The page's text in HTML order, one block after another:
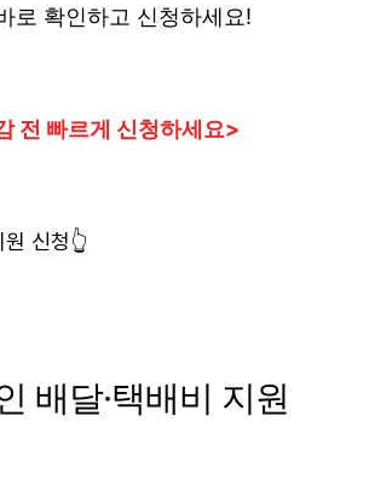
로 확인하고 신청하세요!
전 빠르게 신청하세요>
신청👆
배달·택배비 지원